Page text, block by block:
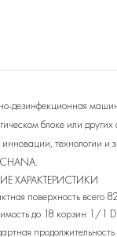
дезинфекционная
блоке или
инновации, технологии и
ХАРАКТЕРИСТИКИ
поверхность
до 18 корзин 1/1